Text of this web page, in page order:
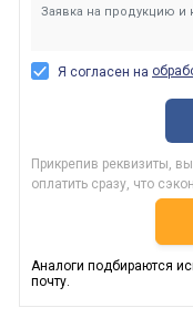
Я согласен на
Прикрепив реквизиты,
оплатить сразу, что
Аналоги подбираются
почту.